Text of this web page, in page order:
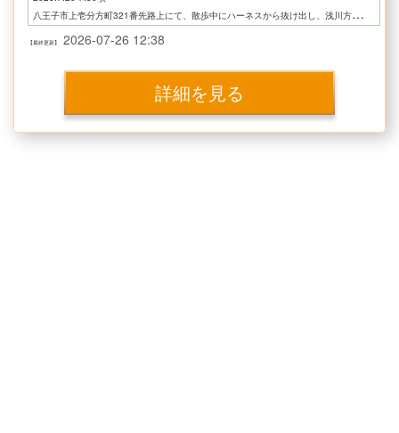
八王子市上壱分方町321番先路上にて、散歩中にハーネスから抜け出し、浅川方面に走って行ってしまいました。
大切な家族です。
【最終更新】 2026-07-26 12:38
詳細を見る